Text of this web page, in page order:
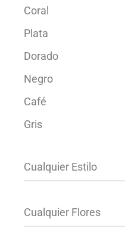
Coral
Plata
Dorado
Negro
Café
Gris